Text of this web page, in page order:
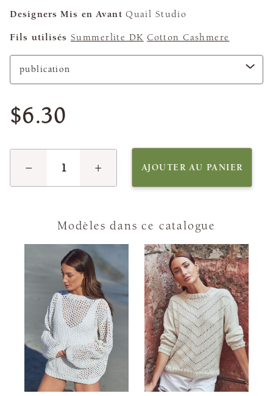
Designers Mis en Avant Quail Studio
Fils utilisés Summerlite DK Cotton Cashmere
$6.30
− + AJOUTER AU PANIER
Modèles dans ce catalogue